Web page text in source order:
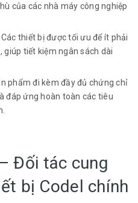
của các nhà máy công nghiệp
Các thiết bị được tối ưu để ít phải
giúp tiết kiệm ngân sách dài
phẩm đi kèm đầy đủ chứng chỉ
đáp ứng hoàn toàn các tiêu
Đối tác cung
bị Codel chính